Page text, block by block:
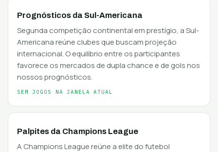
Prognósticos da Sul-Americana
Segunda competição continental em prestígio, a Sul-
Americana reúne clubes que buscam projeção
internacional. O equilíbrio entre os participantes
favorece os mercados de dupla chance e de gols nos
nossos prognósticos.
SEM JOGOS NA JANELA ATUAL
Palpites da Champions League
A Champions League reúne a elite do futebol